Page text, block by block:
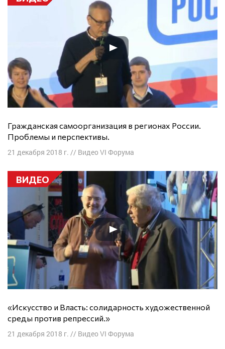
Гражданская самоорганизация в регионах России.
Проблемы и перспективы.
21 декабря 2018 г. // Видео VI Форума
ВИДЕО
«Искусство и Власть: солидарность художественной
среды против репрессий.»
21 декабря 2018 г. // Видео VI Форума